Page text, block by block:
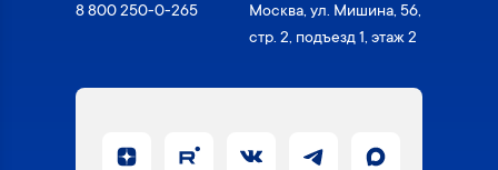
8 800 250-0-265
Москва, ул. Мишина, 56,
стр. 2, подъезд 1, этаж 2